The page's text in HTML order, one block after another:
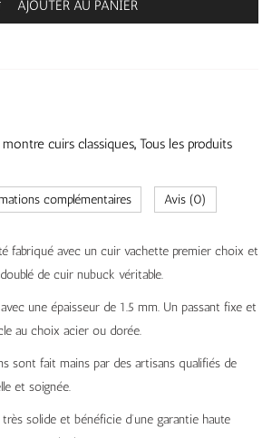
AJOUTER AU PANIER
montre cuirs classiques, Tous les produits
complémentaires Avis (0)
fabriqué avec un cuir vachette premier choix et
de cuir nubuck véritable.
une épaisseur de 1.5 mm. Un passant fixe et
au choix acier ou dorée.
sont fait mains par des artisans qualifiés de
et soignée.
solide et bénéficie d’une garantie haute